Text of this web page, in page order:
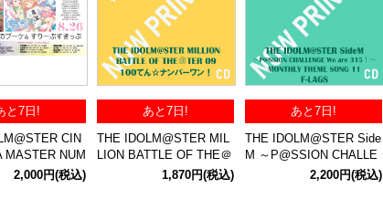
と7日!
CIN
MASTER NUM
大好きのブー
2,000円(税込)
あと7日!
THE IDOLM@STER MIL
LION BATTLE OF THE＠
TER 09 100てん☆ナンバ
1,870円(税込)
あと7日!
THE IDOLM@STER Side
M ～P@SSION CHALLE
NGE We are 315！～ MO
2,200円(税込)